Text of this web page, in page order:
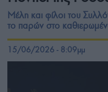
Μέλη και φίλοι του
το παρών στο
15/06/2026 - 8:09μμ